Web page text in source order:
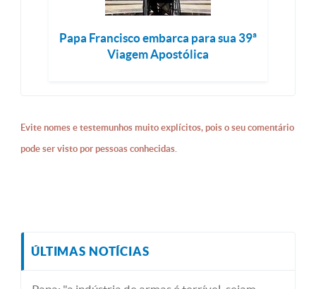
Papa Francisco embarca para sua 39ª
Viagem Apostólica
Evite nomes e testemunhos muito explícitos, pois o seu comentário
pode ser visto por pessoas conhecidas.
ÚLTIMAS NOTÍCIAS